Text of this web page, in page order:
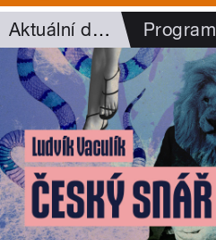
Aktuální dění Program